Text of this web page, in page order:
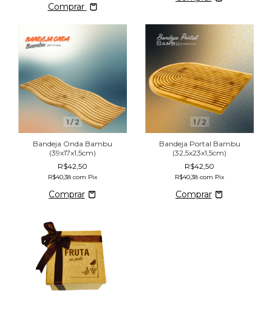
Comprar
1 /2
Bandeja Onda Bambu
(39x17x1,5cm)
R$42,50
R$40,38 com Pix
1 / 2
Bandeja Portal Bambu
(32,5x23x1,5cm)
R$42,50
R$40,38 com Pix